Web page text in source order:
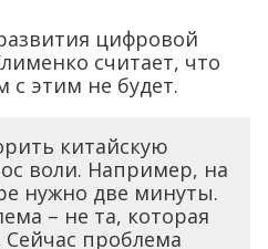
цифровой
считает, что
с этим не будет.
китайскую
воли. Например, на
нужно две минуты.
– не та, которая
Сейчас проблема